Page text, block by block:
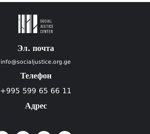
Эл. почта
info@socialjustice.org.ge
Телефон
+995 599 65 66 11
Адрес